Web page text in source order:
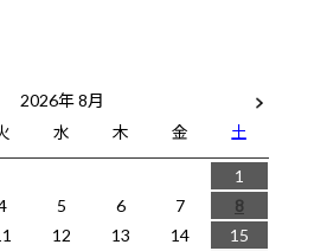
2026年 8月
水 木 金
土
1
5 6 7
8
12 13 14
15